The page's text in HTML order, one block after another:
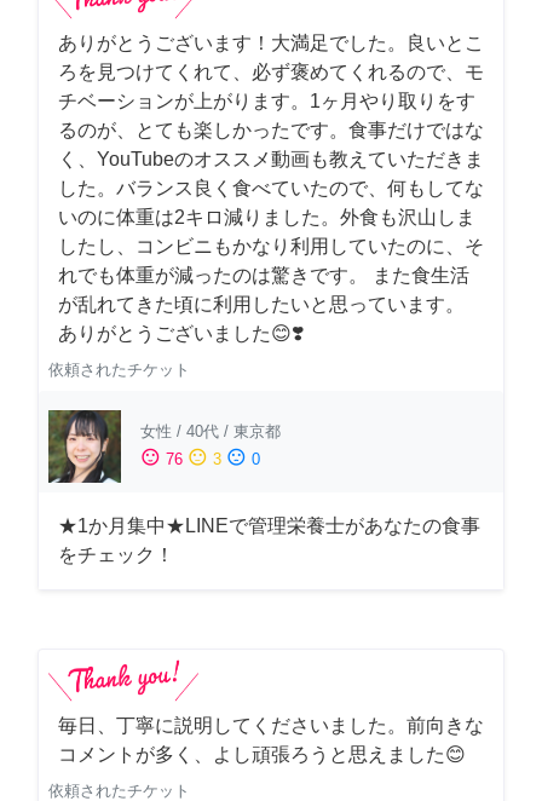
ありがとうございます！大満足でした。良いとこ
ろを見つけてくれて、必ず褒めてくれるので、モ
チベーションが上がります。1ヶ月やり取りをす
るのが、とても楽しかったです。食事だけではな
く、YouTubeのオススメ動画も教えていただきま
した。バランス良く食べていたので、何もしてな
いのに体重は2キロ減りました。外食も沢山しま
したし、コンビニもかなり利用していたのに、そ
れでも体重が減ったのは驚きです。 また食生活
が乱れてきた頃に利用したいと思っています。
ありがとうございました😊❣️
依頼されたチケット
女性 / 40代 / 東京都
sentiment_satisfied 76 sentiment_neutral 3 sentiment_dissatisfied 0
★1か月集中★LINEで管理栄養士があなたの食事
をチェック！
毎日、丁寧に説明してくださいました。前向きな
コメントが多く、よし頑張ろうと思えました😊
依頼されたチケット